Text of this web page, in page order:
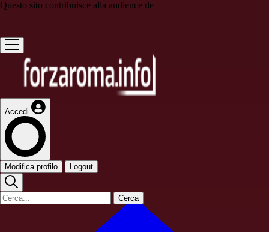
Questo sito contribuisce alla audience de
Accedi
Modifica profilo Logout
Cerca